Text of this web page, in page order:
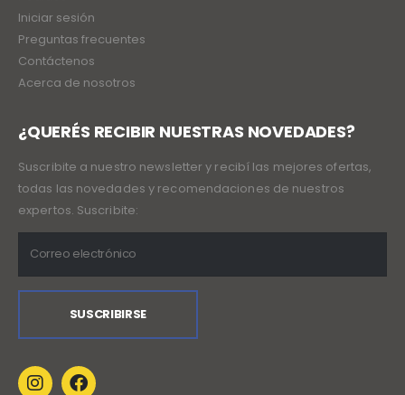
Iniciar sesión
Preguntas frecuentes
Contáctenos
Acerca de nosotros
¿QUERÉS RECIBIR NUESTRAS NOVEDADES?
Suscribite a nuestro newsletter y recibí las mejores ofertas,
todas las novedades y recomendaciones de nuestros
expertos. Suscribite: